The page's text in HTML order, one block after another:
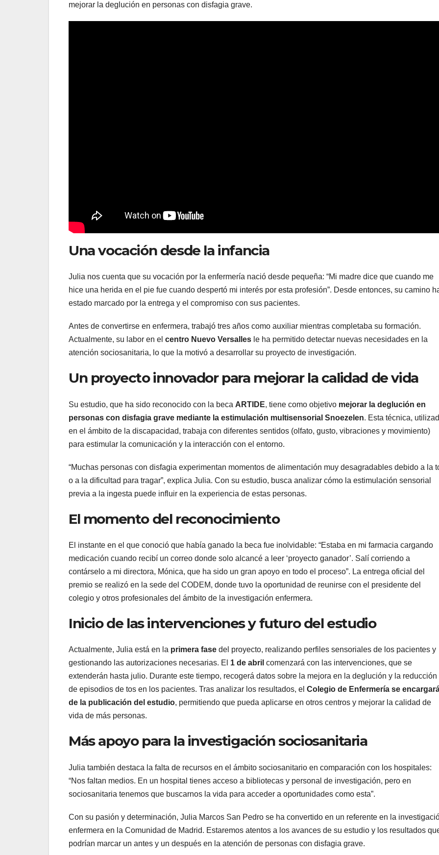
mejorar la deglución en personas con disfagia grave.
Una vocación desde la infancia
Julia nos cuenta que su vocación por la enfermería nació desde pequeña: “Mi madre dice que cuando me
hice una herida en el pie fue cuando despertó mi interés por esta profesión”. Desde entonces, su camino
estado marcado por la entrega y el compromiso con sus pacientes.
Antes de convertirse en enfermera, trabajó tres años como auxiliar mientras completaba su formación.
Actualmente, su labor en el centro Nuevo Versalles le ha permitido detectar nuevas necesidades en la
atención sociosanitaria, lo que la motivó a desarrollar su proyecto de investigación.
Un proyecto innovador para mejorar la calidad de vida
Su estudio, que ha sido reconocido con la beca ARTIDE, tiene como objetivo mejorar la deglución en
personas con disfagia grave mediante la estimulación multisensorial Snoezelen. Esta técnica,
en el ámbito de la discapacidad, trabaja con diferentes sentidos (olfato, gusto, vibraciones y movimiento)
para estimular la comunicación y la interacción con el entorno.
“Muchas personas con disfagia experimentan momentos de alimentación muy desagradables debido a la
o a la dificultad para tragar”, explica Julia. Con su estudio, busca analizar cómo la estimulación sensorial
previa a la ingesta puede influir en la experiencia de estas personas.
El momento del reconocimiento
El instante en el que conoció que había ganado la beca fue inolvidable: “Estaba en mi farmacia cargando
medicación cuando recibí un correo donde solo alcancé a leer ‘proyecto ganador’. Salí corriendo a
contárselo a mi directora, Mónica, que ha sido un gran apoyo en todo el proceso”. La entrega oficial del
premio se realizó en la sede del CODEM, donde tuvo la oportunidad de reunirse con el presidente del
colegio y otros profesionales del ámbito de la investigación enfermera.
Inicio de las intervenciones y futuro del estudio
Actualmente, Julia está en la primera fase del proyecto, realizando perfiles sensoriales de los pacientes y
gestionando las autorizaciones necesarias. El 1 de abril comenzará con las intervenciones, que se
extenderán hasta julio. Durante este tiempo, recogerá datos sobre la mejora en la deglución y la reducción
de episodios de tos en los pacientes. Tras analizar los resultados, el Colegio de Enfermería se
de la publicación del estudio, permitiendo que pueda aplicarse en otros centros y mejorar la calidad de
vida de más personas.
Más apoyo para la investigación sociosanitaria
Julia también destaca la falta de recursos en el ámbito sociosanitario en comparación con los hospitales:
“Nos faltan medios. En un hospital tienes acceso a bibliotecas y personal de investigación, pero en
sociosanitaria tenemos que buscarnos la vida para acceder a oportunidades como esta”.
Con su pasión y determinación, Julia Marcos San Pedro se ha convertido en un referente en la
enfermera en la Comunidad de Madrid. Estaremos atentos a los avances de su estudio y los resultados
podrían marcar un antes y un después en la atención de personas con disfagia grave.